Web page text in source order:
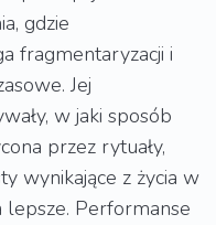
gdzie
fragmentaryzacji i
Jej
w jaki sposób
przez rytuały,
wynikające z życia w
lepsze. Performanse